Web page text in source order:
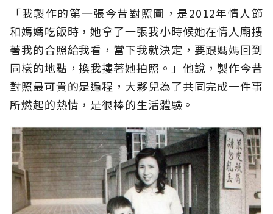
「我製作的第一張今昔對照圖，是2012年情人節
和媽媽吃飯時，她拿了一張我小時候她在情人廟摟
著我的合照給我看，當下我就決定，要跟媽媽回到
同樣的地點，換我摟著她拍照。」他說，製作今昔
對照最可貴的是過程，大夥兒為了共同完成一件事
所燃起的熱情，是很棒的生活體驗。